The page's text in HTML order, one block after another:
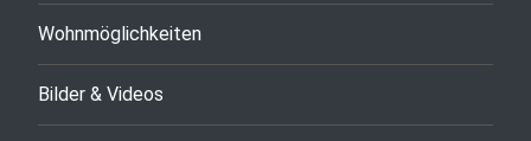
Wohnmöglichkeiten
Bilder & Videos